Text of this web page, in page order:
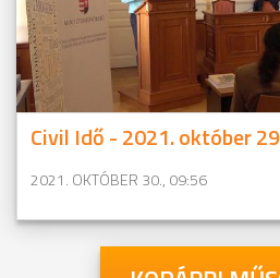
Civil Idő - 2021. október
2021. OKTÓBER 30., 09:56